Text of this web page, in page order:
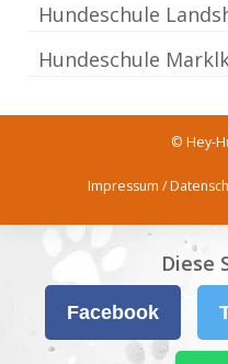
Hundeschule
Hundeschule
© Hey-
Impressum /
Diese
Facebook